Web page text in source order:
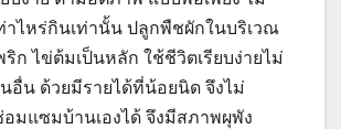
าไหร่กินเท่านั้น ปลูกพืชผักในบริเวณ
ก ไข่ต้มเป็นหลัก ใช้ชีวิตเรียบง่ายไม่
อื่น ด้วยมีรายได้ที่น้อยนิด จึงไม่
มแซมบ้านเองได้ จึงมีสภาพผุพัง